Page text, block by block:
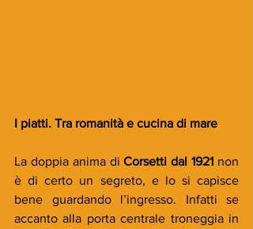
I piatti. Tra romanità e cucina di mare
La doppia anima di Corsetti dal 1921 non
è di certo un segreto, e lo si capisce
bene guardando l’ingresso. Infatti se
accanto alla porta centrale troneggia in